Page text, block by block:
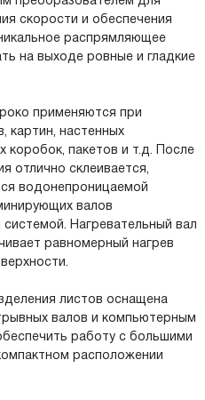
скорости и обеспечения
распрямляющее
на выходе ровные и гладкие
применяются при
картин, настенных
коробок, пакетов и т.д. После
отлично склеивается,
водонепроницаемой
валов
системой. Нагревательный вал
равномерный нагрев
листов оснащена
валов и компьютерным
работу с большими
расположении